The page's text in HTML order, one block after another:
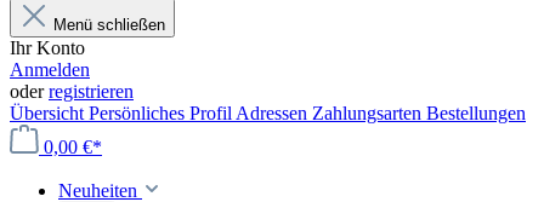
Menü schließen
Ihr Konto
Anmelden
oderregistrieren
Übersicht Persönliches Profil Adressen Zahlungsarten Bestellungen
0,00 €*
Neuheiten